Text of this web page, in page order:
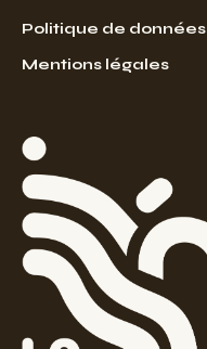
Politique de données
Mentions légales